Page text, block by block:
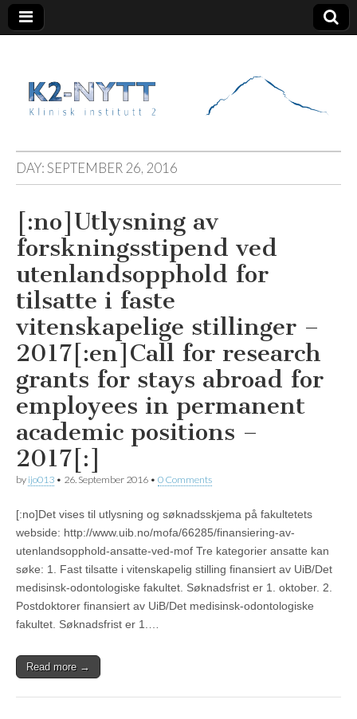
K2 Nytt
DAY:SEPTEMBER 26, 2016
[:no]Utlysning av
forskningsstipend ved
utenlandsopphold for
tilsatte i faste
vitenskapelige stillinger –
2017[:en]Call for research
grants for stays abroad for
employees in permanent
academic positions –
2017[:]
by ijo013 • 26. September 2016 • 0 Comments
[:no]Det vises til utlysning og søknadsskjema på fakultetets
webside: http://www.uib.no/mofa/66285/finansiering-av-
utenlandsopphold-ansatte-ved-mof Tre kategorier ansatte kan
søke: 1. Fast tilsatte i vitenskapelig stilling finansiert av UiB/Det
medisinsk-odontologiske fakultet. Søknadsfrist er 1. oktober. 2.
Postdoktorer finansiert av UiB/Det medisinsk-odontologiske
fakultet. Søknadsfrist er 1.…
Read more →